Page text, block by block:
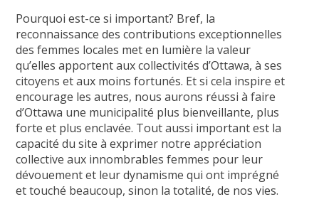
Pourquoi est-ce si important? Bref, la
reconnaissance des contributions exceptionnelles
des femmes locales met en lumière la valeur
qu’elles apportent aux collectivités d’Ottawa, à ses
citoyens et aux moins fortunés. Et si cela inspire et
encourage les autres, nous aurons réussi à faire
d’Ottawa une municipalité plus bienveillante, plus
forte et plus enclavée. Tout aussi important est la
capacité du site à exprimer notre appréciation
collective aux innombrables femmes pour leur
dévouement et leur dynamisme qui ont imprégné
et touché beaucoup, sinon la totalité, de nos vies.